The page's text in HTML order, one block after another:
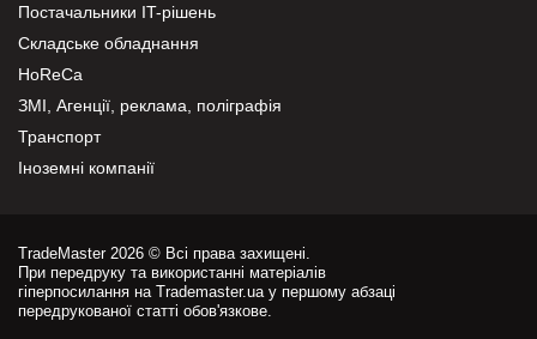
Постачальники IT-рішень
Складське обладнання
HoReCa
ЗМІ, Агенції, реклама, поліграфія
Транспорт
Іноземні компанії
TradeMaster 2026 © Всі права захищені.
При передруку та використанні матеріалів
гіперпосилання на Trademaster.ua у першому абзаці
передрукованої статті обов'язкове.